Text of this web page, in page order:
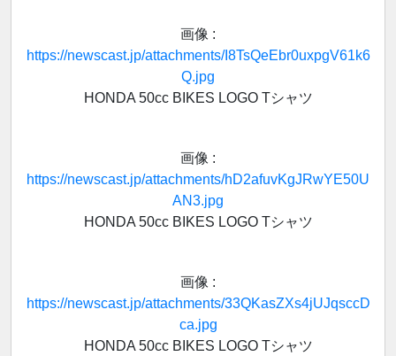
画像 :
https://newscast.jp/attachments/I8TsQeEbr0uxpgV61k6
Q.jpg
HONDA 50cc BIKES LOGO Tシャツ
画像 :
https://newscast.jp/attachments/hD2afuvKgJRwYE50U
AN3.jpg
HONDA 50cc BIKES LOGO Tシャツ
画像 :
https://newscast.jp/attachments/33QKasZXs4jUJqsccD
ca.jpg
HONDA 50cc BIKES LOGO Tシャツ